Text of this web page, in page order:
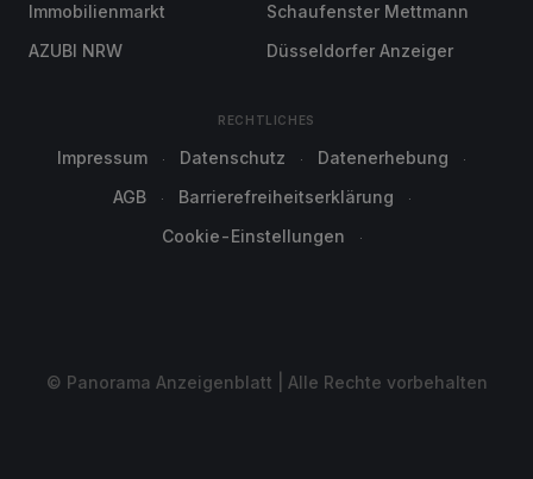
Immobilienmarkt
AZUBI NRW
Schaufenster Mettmann
Düsseldorfer Anzeiger
RECHTLICHES
Impressum Datenschutz
Datenerhebung
AGB
Barrierefreiheitserklärung
Cookie-Einstellungen
© Panorama Anzeigenblatt | Alle Rechte vorbehalten